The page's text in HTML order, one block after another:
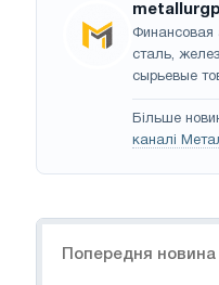
Финансовая
сталь,
сырьевые
Більше
каналі
Попередня новина